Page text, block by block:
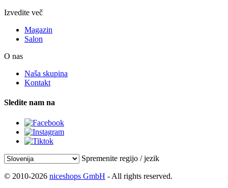
Izvedite več
Magazin
Salon
O nas
Naša skupina
Kontakt
Sledite nam na
Spremenite regijo / jezik
© 2010-2026 niceshops GmbH - All rights reserved.